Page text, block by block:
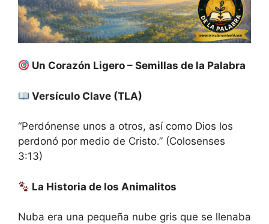
Un Corazón Ligero – Semillas de la Palabra
Versículo Clave (TLA)
“Perdónense unos a otros, así como Dios los
perdonó por medio de Cristo.” (Colosenses
3:13)
La Historia de los Animalitos
Nuba era una pequeña nube gris que se llenaba